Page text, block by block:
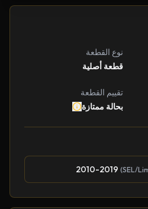
نوع القطعة
قطعة أصلية
تقييم القطعة
بحالة ممتازة